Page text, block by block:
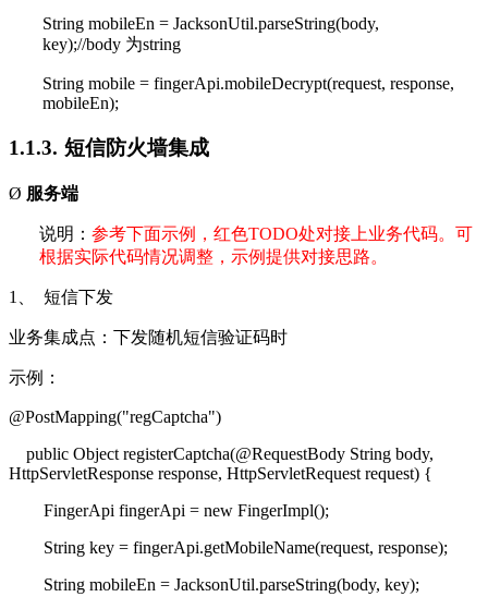
String mobileEn = JacksonUtil.parseString(body,
key);//body 为string
String mobile = fingerApi.mobileDecrypt(request, response,
mobileEn);
1.1.3. 短信防火墙集成
Ø 服务端
说明： 参考下面示例，红色TODO处对接上业务代码。可
根据实际代码情况调整，示例提供对接思路。
1、 短信下发
业务集成点：下发随机短信验证码时
示例：
@PostMapping("regCaptcha")
public Object registerCaptcha(@RequestBody String body,
HttpServletResponse response, HttpServletRequest request) {
FingerApi fingerApi = new FingerImpl();
String key = fingerApi.getMobileName(request, response);
String mobileEn = JacksonUtil.parseString(body, key);